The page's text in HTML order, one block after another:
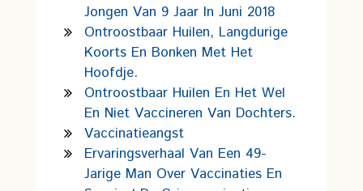
Jongen Van 9 Jaar In Juni 2018
Ontroostbaar Huilen, Langdurige
Koorts En Bonken Met Het
Hoofdje.
Ontroostbaar Huilen En Het Wel
En Niet Vaccineren Van Dochters.
Vaccinatieangst
Ervaringsverhaal Van Een 49-
Jarige Man Over Vaccinaties En